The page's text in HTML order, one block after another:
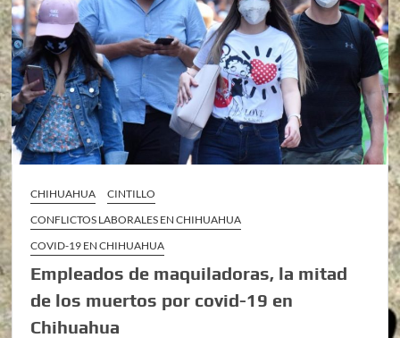
CHIHUAHUA
CINTILLO
CONFLICTOS LABORALES EN CHIHUAHUA
COVID-19 EN CHIHUAHUA
Empleados de maquiladoras, la mitad
de los muertos por covid-19 en
Chihuahua